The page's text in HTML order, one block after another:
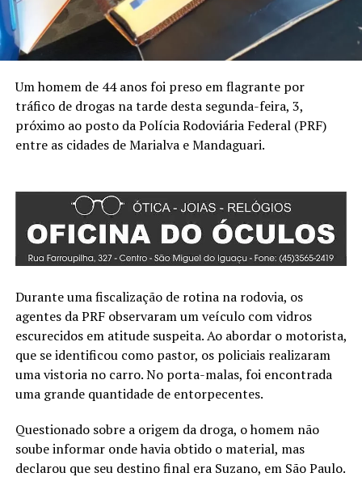
Um homem de 44 anos foi preso em flagrante por
tráfico de drogas na tarde desta segunda-feira, 3,
próximo ao posto da Polícia Rodoviária Federal (PRF)
entre as cidades de Marialva e Mandaguari.
Durante uma fiscalização de rotina na rodovia, os
agentes da PRF observaram um veículo com vidros
escurecidos em atitude suspeita. Ao abordar o motorista,
que se identificou como pastor, os policiais realizaram
uma vistoria no carro. No porta-malas, foi encontrada
uma grande quantidade de entorpecentes.
Questionado sobre a origem da droga, o homem não
soube informar onde havia obtido o material, mas
declarou que seu destino final era Suzano, em São Paulo.